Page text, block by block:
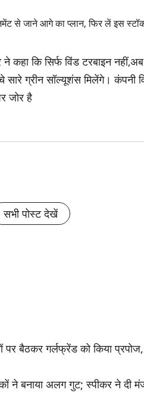
कि सिर्फ विंड टरबाइन
ग्रीन सॉल्यूशंस मिलेंगे। कंपनी
जोर है
सभी पोस्ट देखें
बैठकर गर्लफ्रेंड को किया प्रपोज,
ने बनाया अलग गुट; स्पीकर ने दी